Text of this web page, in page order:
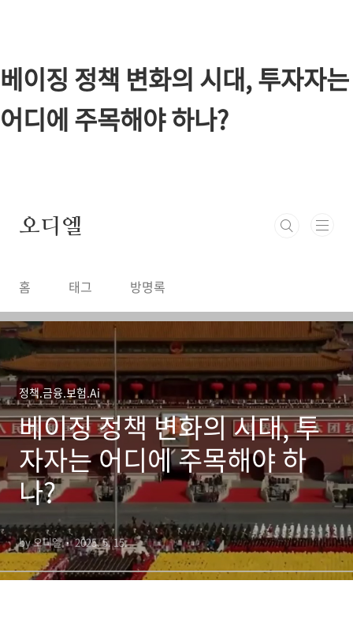
베이징 정책 변화의 시대, 투자자는
어디에 주목해야 하나?
오디엘
홈 태그 방명록
정책.금융.보험.Ai
베이징 정책 변화의 시대, 투
자자는 어디에 주목해야 하
나?
by 오디엘 2025. 5. 15.